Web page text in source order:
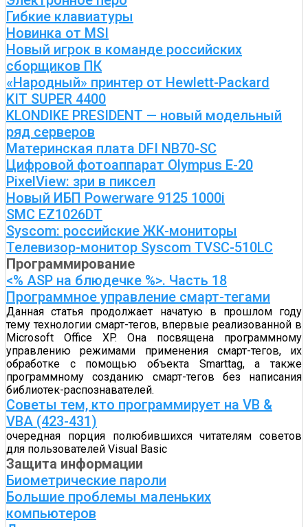
Гибкие клавиатуры
Новинка от MSI
Новый игрок в команде российских
сборщиков ПК
«Народный» принтер от Hewlett-Packard
KIT SUPER 4400
KLONDIKE PRESIDENT — новый модельный
ряд серверов
Материнская плата DFI NB70-SC
Цифровой фотоаппарат Olympus E-20
PixelView: зри в пиксел
Новый ИБП Powerware 9125 1000i
SMC EZ1026DT
Syscom: российские ЖК-мониторы
Телевизор-монитор Syscom TVSC-510LC
Программирование
<% ASP на блюдечке %>. Часть 18
Программное управление смарт-тегами
Данная статья продолжает начатую в прошлом году
тему технологии смарт-тегов, впервые реализованной в
Microsoft Office XP. Она посвящена программному
управлению режимами применения смарт-тегов, их
обработке с помощью объекта Smarttag, а также
программному созданию смарт-тегов без написания
библиотек-распознавателей.
Советы тем, кто программирует на VB &
VBA (423-431)
очередная порция полюбившихся читателям советов
для пользователей Visual Basic
Защита информации
Биометрические пароли
Большие проблемы маленьких
компьютеров